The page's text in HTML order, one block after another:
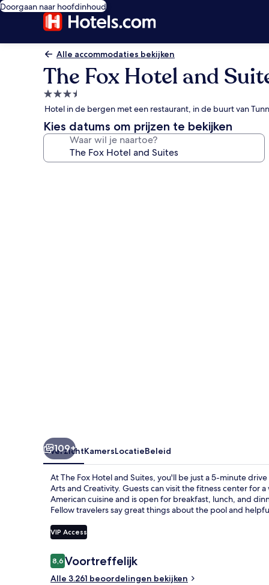
Doorgaan naar hoofdinhoud
Alle accommodaties bekijken
The Fox Hotel and
3.5-
sterrenaccommodatie
Hotel in de bergen met een restaurant, in de buurt van
Kies datums om prijzen te bekijken
Waar wil je naartoe?
109+
OverzichtKamersLocatieBeleid
At The Fox Hotel and Suites, you'll be just a 5-minute
Arts and Creativity. Guests can visit the fitness center for
American cuisine and is open for breakfast, lunch, and
Fellow travelers say great things about the pool and
VIP Access
Beoordelingen
8,68,6 op 10 –
Voortreffelijk
Alle 3.261 beoordelingen bekijken